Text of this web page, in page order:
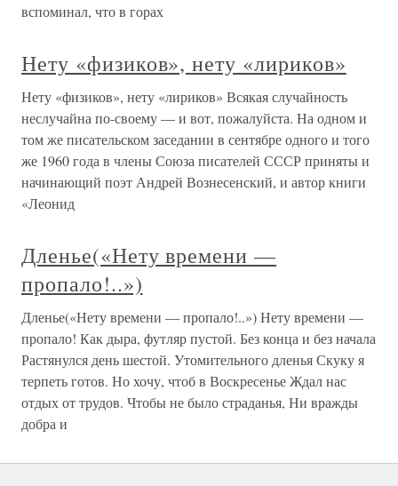
вспоминал, что в горах
Нету «физиков», нету «лириков»
Нету «физиков», нету «лириков» Всякая случайность
неслучайна по-своему — и вот, пожалуйста. На одном и
том же писательском заседании в сентябре одного и того
же 1960 года в члены Союза писателей СССР приняты и
начинающий поэт Андрей Вознесенский, и автор книги
«Леонид
Дленье(«Нету времени —
пропало!..»)
Дленье(«Нету времени — пропало!..») Нету времени —
пропало! Как дыра, футляр пустой. Без конца и без начала
Растянулся день шестой. Утомительного дленья Скуку я
терпеть готов. Но хочу, чтоб в Воскресенье Ждал нас
отдых от трудов. Чтобы не было страданья, Ни вражды
добра и